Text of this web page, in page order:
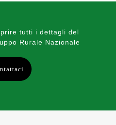
tutti i dettagli del
Rurale Nazionale